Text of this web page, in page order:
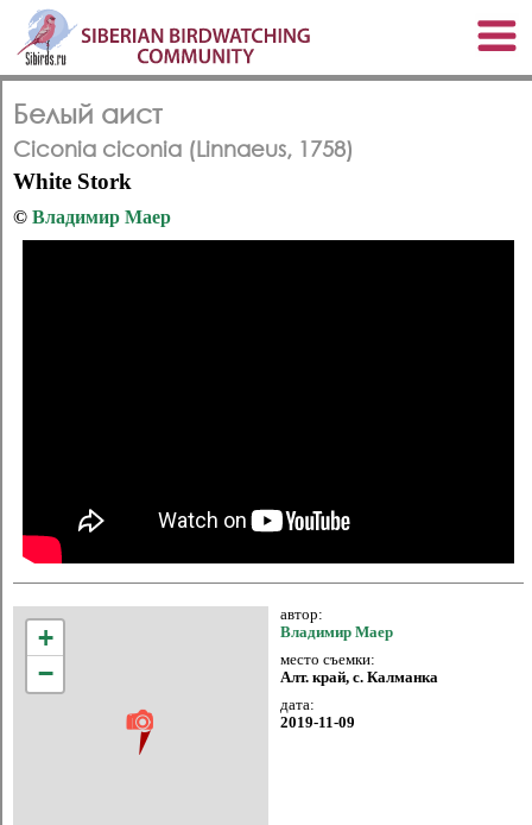
Белый аист
Ciconia ciconia (Linnaeus, 1758)
White Stork
© Владимир Маер
+
−
автор:
Владимир Маер
место съемки:
Алт. край, с. Калманка
дата:
2019-11-09